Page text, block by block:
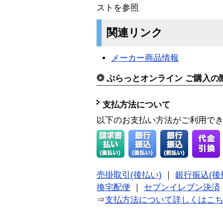
ストを参照
関連リンク
メーカー商品情報
ぷらっとオンライン ご購入の
支払方法について
以下のお支払い方法がご利用で
売掛取引(後払い)
銀行振込(後
換宅配便
セブンイレブン決済
⇒支払方法について詳しくはこ